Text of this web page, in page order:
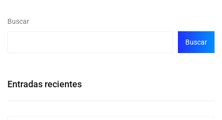
Buscar
Buscar
Entradas recientes